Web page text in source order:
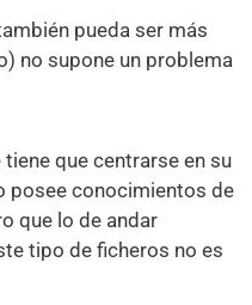
pueda ser más
no supone un problema
que centrarse en su
posee conocimientos de
que lo de andar
tipo de ficheros no es